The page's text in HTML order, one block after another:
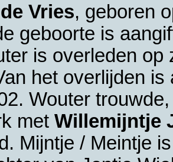
Vries, geboren
geboorte is
is overleden
het overlijden
Wouter
met Willemijntje
Mijntje / Meintje